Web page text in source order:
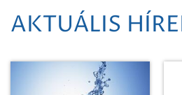
AKTUÁLIS